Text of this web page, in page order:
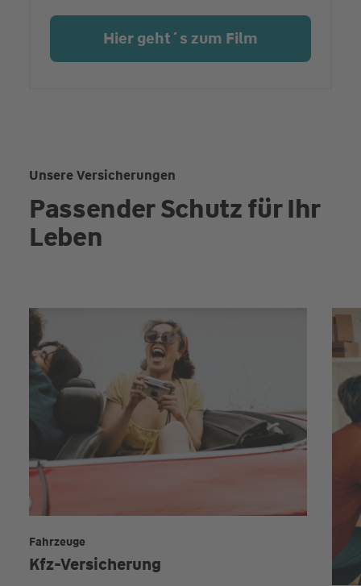
Hier geht´s zum Film
Unsere Versicherungen
Passender Schutz für Ihr
Leben
Kfz-Versicherung
Fahrzeuge